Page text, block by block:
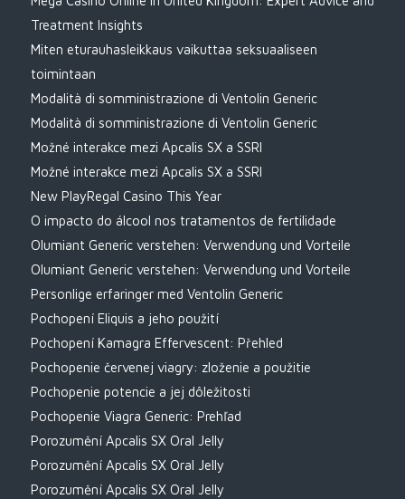
Treatment Insights
Miten eturauhasleikkaus vaikuttaa seksuaaliseen
toimintaan
Modalità di somministrazione di Ventolin Generic
Modalità di somministrazione di Ventolin Generic
Možné interakce mezi Apcalis SX a SSRI
Možné interakce mezi Apcalis SX a SSRI
New PlayRegal Casino This Year
O impacto do álcool nos tratamentos de fertilidade
Olumiant Generic verstehen: Verwendung und Vorteile
Olumiant Generic verstehen: Verwendung und Vorteile
Personlige erfaringer med Ventolin Generic
Pochopení Eliquis a jeho použití
Pochopení Kamagra Effervescent: Přehled
Pochopenie červenej viagry: zloženie a použitie
Pochopenie potencie a jej dôležitosti
Pochopenie Viagra Generic: Prehľad
Porozumění Apcalis SX Oral Jelly
Porozumění Apcalis SX Oral Jelly
Porozumění Apcalis SX Oral Jelly